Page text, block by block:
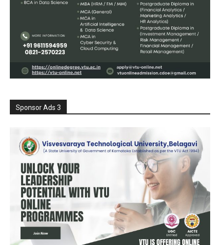
Sponsor Ads 3